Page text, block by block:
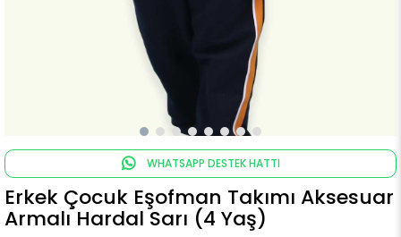
WHATSAPP DESTEK HATTI
Erkek Çocuk Eşofman Takımı Aksesuar
Armalı Hardal Sarı (4 Yaş)